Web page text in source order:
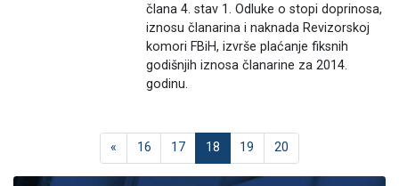
člana 4. stav 1. Odluke o stopi doprinosa,
iznosu članarina i naknada Revizorskoj
komori FBiH, izvrše plaćanje fiksnih
godišnjih iznosa članarine za 2014.
godinu.
« 16 17 18 19 20